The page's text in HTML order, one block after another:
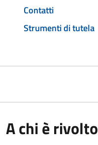
Contatti
Strumenti di tutela
A chi è rivolto